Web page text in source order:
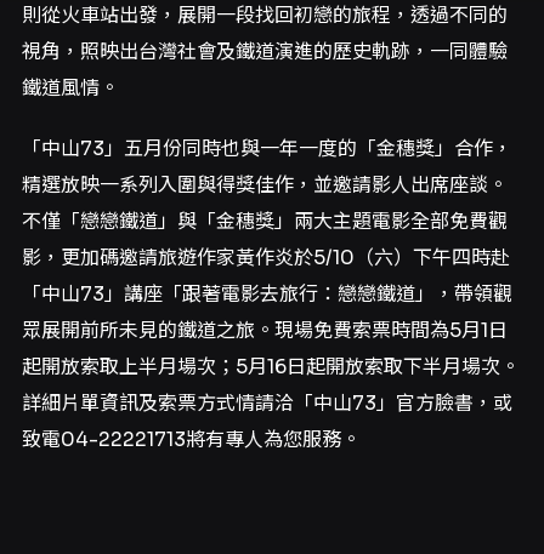
則從火車站出發，展開一段找回初戀的旅程，透過不同的
視角，照映出台灣社會及鐵道演進的歷史軌跡，一同體驗
鐵道風情。
「中山73」五月份同時也與一年一度的「金穗獎」合作，
精選放映一系列入圍與得獎佳作，並邀請影人出席座談。
不僅「戀戀鐵道」與「金穗獎」兩大主題電影全部免費觀
影，更加碼邀請旅遊作家黃作炎於5/10（六）下午四時赴
「中山73」講座「跟著電影去旅行：戀戀鐵道」，帶領觀
眾展開前所未見的鐵道之旅。現場免費索票時間為5月1日
起開放索取上半月場次；5月16日起開放索取下半月場次。
詳細片單資訊及索票方式情請洽「中山73」官方臉書，或
致電04-22221713將有專人為您服務。